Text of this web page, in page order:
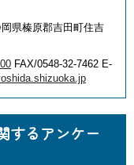
県榛原郡吉田町住吉
FAX/0548-32-7462 E-
するアンケー